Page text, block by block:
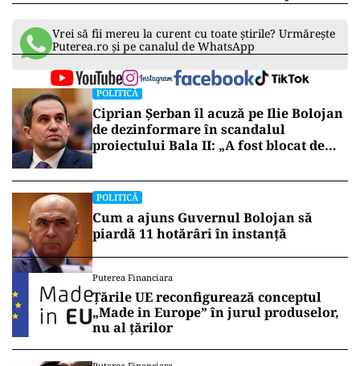
Vrei să fii mereu la curent cu toate știrile? Urmărește
Puterea.ro și pe canalul de WhatsApp
POLITICĂ
Ciprian Șerban îl acuză pe Ilie Bolojan
de dezinformare în scandalul
proiectului Bala II: „A fost blocat de
POLITICĂ
Cum a ajuns Guvernul Bolojan să
piardă 11 hotărâri în instanță
Puterea Financiara
Țările UE reconfigurează conceptul
„Made in Europe” în jurul produselor,
nu al țărilor